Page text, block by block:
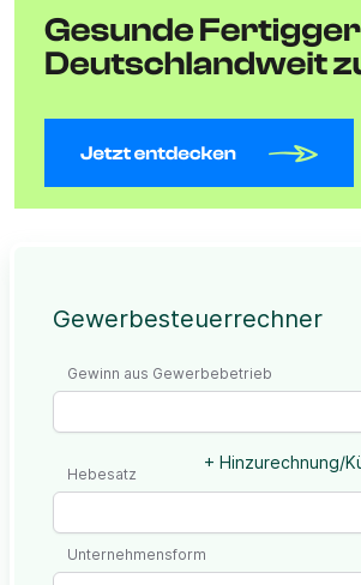
Gewerbesteuerrechner
Gewinn aus Gewerbebetrieb
+ Hinzurechnung/
Hebesatz
Unternehmensform